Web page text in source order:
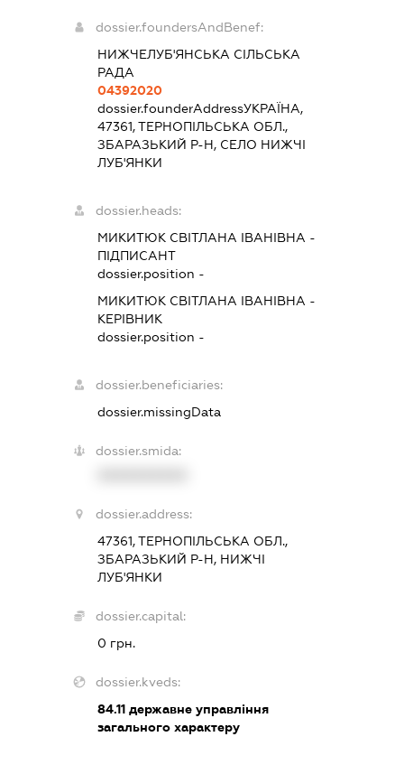
dossier.foundersAndBenef:
НИЖЧЕЛУБ'ЯНСЬКА СІЛЬСЬКА
РАДА
04392020
dossier.founderAddressУКРАЇНА,
47361, ТЕРНОПІЛЬСЬКА ОБЛ.,
ЗБАРАЗЬКИЙ Р-Н, СЕЛО НИЖЧІ
ЛУБ'ЯНКИ
dossier.heads:
МИКИТЮК СВІТЛАНА ІВАНІВНА -
ПІДПИСАНТ
dossier.position -
МИКИТЮК СВІТЛАНА ІВАНІВНА -
КЕРІВНИК
dossier.position -
dossier.beneficiaries:
dossier.missingData
dossier.smida:
dossier.address:
47361, ТЕРНОПІЛЬСЬКА ОБЛ.,
ЗБАРАЗЬКИЙ Р-Н, НИЖЧІ
ЛУБ'ЯНКИ
dossier.capital:
0 грн.
dossier.kveds:
84.11 державне управління
загального характеру